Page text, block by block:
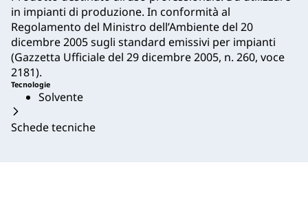
in impianti di produzione. In conformità al
Regolamento del Ministro dell’Ambiente del 20
dicembre 2005 sugli standard emissivi per impianti
(Gazzetta Ufficiale del 29 dicembre 2005, n. 260, voce
2181).
Tecnologie
Solvente
Schede tecniche